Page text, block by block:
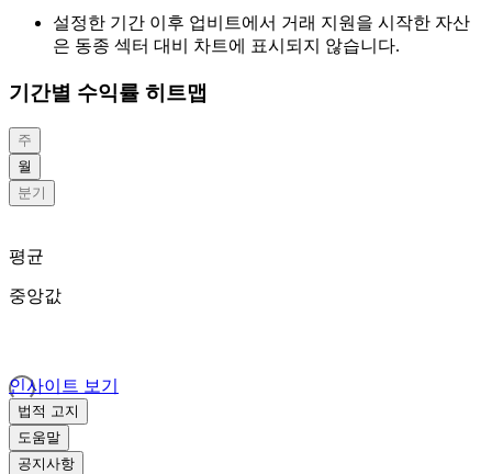
설정한 기간 이후 업비트에서 거래 지원을 시작한 자산
은 동종 섹터 대비 차트에 표시되지 않습니다.
기간별 수익률 히트맵
주
월
분기
평균
중앙값
인사이트 보기
법적 고지
도움말
공지사항